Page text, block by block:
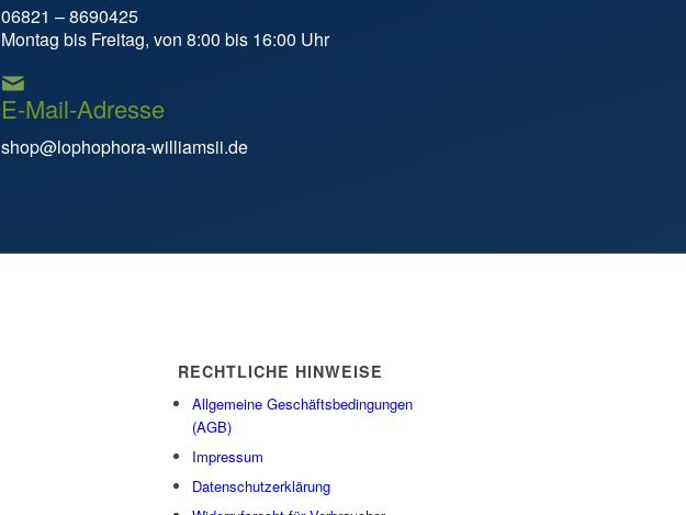
06821 – 8690425
Montag bis Freitag, von 8:00 bis 16:00 Uhr
E-Mail-Adresse
shop@lophophora-williamsii.de
RECHTLICHE HINWEISE
Allgemeine Geschäftsbedingungen
(AGB)
Impressum
Datenschutzerklärung